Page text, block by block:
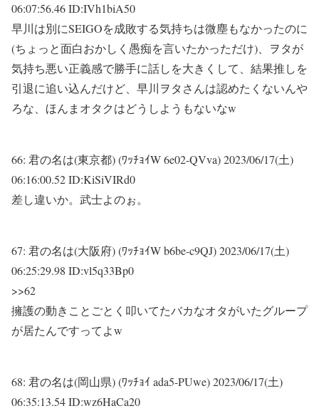
06:07:56.46 ID:IVh1biA50
早川は別にSEIGOを成敗する気持ちは微塵もなかったのに
(ちょっと面白おかしく愚痴を言いたかっただけ)、ヲタが
気持ち悪い正義感で勝手に話しを大きくして、結果推しを
引退に追い込んだけど、早川ヲタさんは認めたくないんや
ろな、ほんまオタクはどうしようもないなw
66: 君の名は(東京都) (ﾜｯﾁｮｲW 6e02-QVva)2023/06/17(土)
06:16:00.52 ID:KiSiVIRd0
差し違いか。武士よのぉ。
67: 君の名は(大阪府) (ﾜｯﾁｮｲW b6be-c9QJ)2023/06/17(土)
06:25:29.98 ID:vl5q33Bp0
>>62
擁護の動きことごとく叩いてたバカなオタがいたグループ
が居たんですってよw
68: 君の名は(岡山県) (ﾜｯﾁｮｲ ada5-PUwe)2023/06/17(土)
06:35:13.54 ID:wz6HaCa20